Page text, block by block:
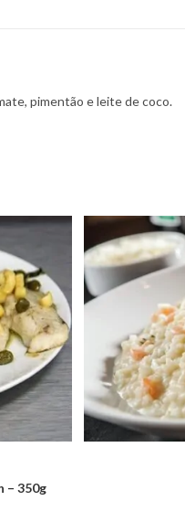
pimentão e leite de coco.
– 350g